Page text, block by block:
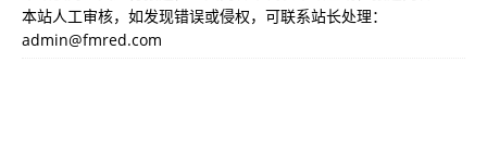
本站人工审核，如发现错误或侵权，可联系站长处理：
admin@fmred.com